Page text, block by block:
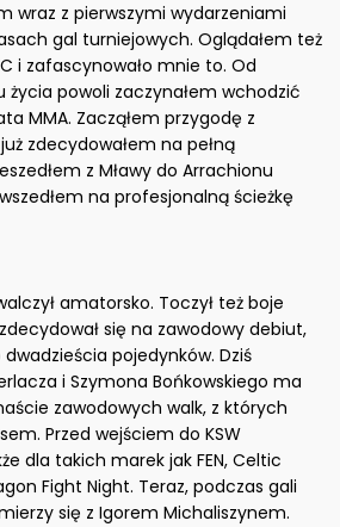
wraz z pierwszymi wydarzeniami
gal turniejowych. Oglądałem też
i zafascynowało mnie to. Od
powoli zaczynałem wchodzić
MMA. Zacząłem przygodę z
zdecydowałem na pełną
z Mławy do Arrachionu
na profesjonalną ścieżkę
amatorsko. Toczył też boje
się na zawodowy debiut,
dwadzieścia pojedynków. Dziś
i Szymona Bońkowskiego ma
zawodowych walk, z których
Przed wejściem do KSW
dla takich marek jak FEN, Celtic
Fight Night. Teraz, podczas gali
się z Igorem Michaliszynem.